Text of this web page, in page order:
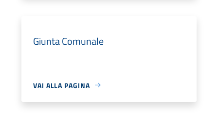
Giunta Comunale
VAI ALLA PAGINA